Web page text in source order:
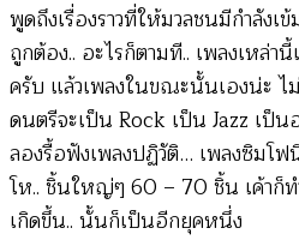
พูดถึงเรื่องราวที่ให้มวลชนมีกำลัง
ถูกต้อง.. อะไรก็ตามที.. เพลงเหล่
ครับ แล้วเพลงในขณะนั้นเองน่ะ
ดนตรีจะเป็น Rock เป็น Jazz เป็
ลองรื้อฟังเพลงปฏิวัติ… เพลงซิมโ
โห.. ชิ้นใหญ่ๆ 60 – 70 ชิ้น เค้าก็
เกิดขึ้น.. นั้นก็เป็นอีกยุคหนึ่ง